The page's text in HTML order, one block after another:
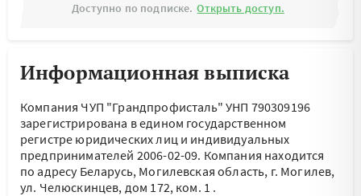
Доступно по подписке. Открыть доступ.
Информационная выписка
Компания ЧУП "Грандпрофисталь" УНП 790309196
зарегистрирована в едином государственном
регистре юридических лиц и индивидуальных
предпринимателей 2006-02-09. Компания находится
по адресу Беларусь, Могилевская область, г. Могилев,
ул. Челюскинцев, дом 172, ком. 1 .